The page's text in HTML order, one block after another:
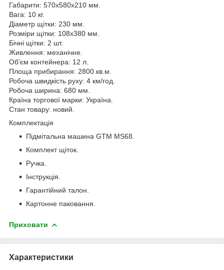
Габарити: 570x580x210 мм.
Вага: 10 кг.
Діаметр щітки: 230 мм.
Розміри щітки: 108x380 мм.
Бічні щітки: 2 шт.
Живлення: механічне.
Об'єм контейнера: 12 л.
Площа прибирання: 2800 кв.м.
Робоча швидкість руху: 4 км/год.
Робоча ширина: 680 мм.
Країна торгової марки: Україна.
Стан товару: новий.
Комплектація
Підмітальна машина GTM MS68.
Комплект щіток.
Ручка.
Інструкція.
Гарантійний талон.
Картонне паковання.
Приховати
Характеристики